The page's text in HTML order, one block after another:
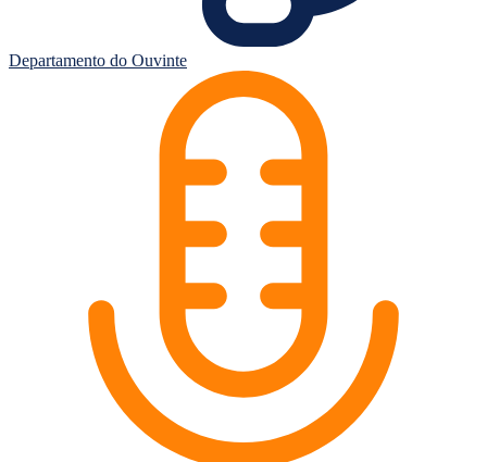
Departamento do Ouvinte